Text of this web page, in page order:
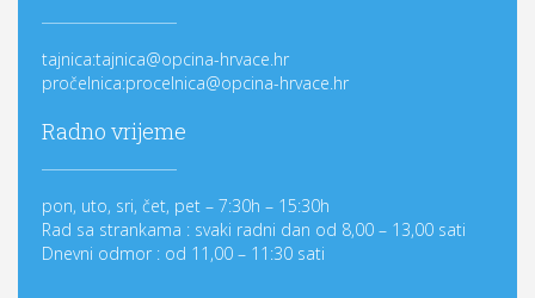
tajnica:tajnica@opcina-hrvace.hr
pročelnica:procelnica@opcina-hrvace.hr
Radno vrijeme
pon, uto, sri, čet, pet – 7:30h – 15:30h
Rad sa strankama : svaki radni dan od 8,00 – 13,00 sati
Dnevni odmor : od 11,00 – 11:30 sati